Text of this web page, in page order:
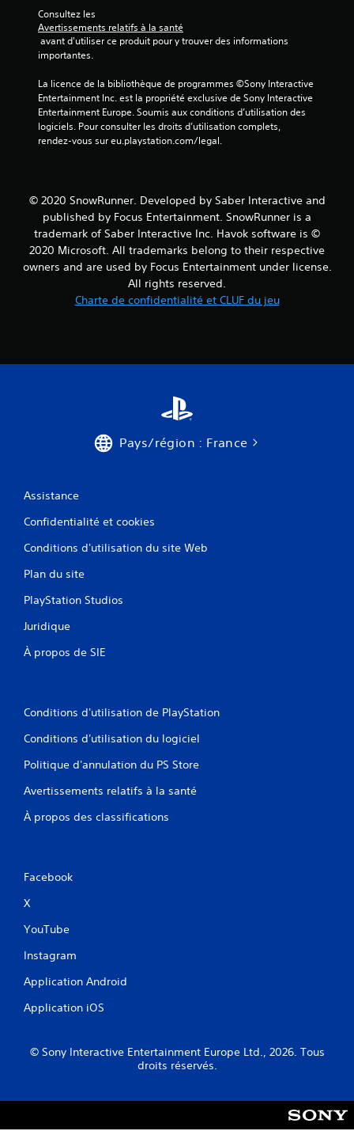
a
i
Consultez les
Avertissements relatifs à la santé
importantes.
La licence de la bibliothèque de programmes ©Sony Interactive
Entertainment Inc. est la propriété exclusive de Sony Interactive
Entertainment Europe. Soumis aux conditions d’utilisation des
logiciels. Pour consulter les droits d’utilisation complets,
rendez-vous sur eu.playstation.com/legal.
© 2020 SnowRunner. Developed by Saber Interactive and
published by Focus Entertainment. SnowRunner is a
trademark of Saber Interactive Inc. Havok software is ©
2020 Microsoft. All trademarks belong to their respective
owners and are used by Focus Entertainment under license.
All rights reserved.
Charte de confidentialité et CLUF du jeu
Pays/région : France
Assistance
Confidentialité et cookies
Conditions d'utilisation du site Web
Plan du site
PlayStation Studios
Juridique
À propos de SIE
Conditions d'utilisation de PlayStation
Conditions d'utilisation du logiciel
Politique d'annulation du PS Store
Avertissements relatifs à la santé
À propos des classifications
Facebook
X
YouTube
Instagram
Application Android
Application iOS
© Sony Interactive Entertainment Europe Ltd., 2026. Tous
droits réservés.